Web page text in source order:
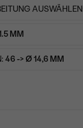
MM
46 -> Ø 14,6 MM